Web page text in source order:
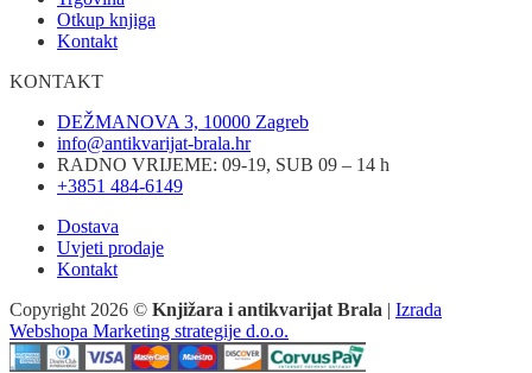
Otkup knjiga
Kontakt
KONTAKT
DEŽMANOVA 3, 10000 Zagreb
info@antikvarijat-brala.hr
RADNO VRIJEME: 09-19, SUB 09 – 14 h
+3851 484-6149
Dostava
Uvjeti prodaje
Kontakt
Copyright 2026 © Knjižara i antikvarijat Brala | Izrada
Webshopa Marketing strategije d.o.o.